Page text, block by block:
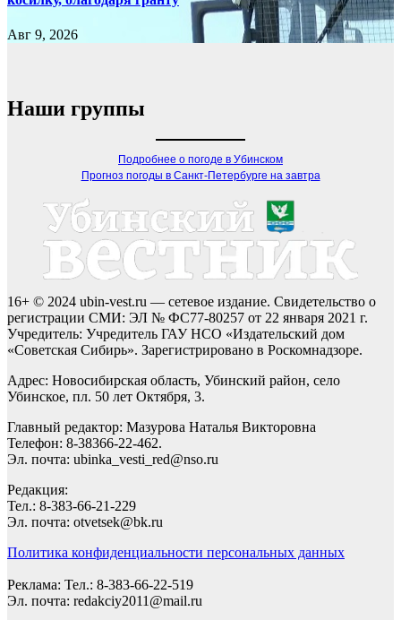
Авг 9, 2026
Наши группы
Подробнее о погоде в Убинском
Прогноз погоды в Санкт-Петербурге на завтра
16+ © 2024 ubin-vest.ru — сетевое издание. Свидетельство о
регистрации СМИ: ЭЛ № ФС77-80257 от 22 января 2021 г.
Учредитель: Учредитель ГАУ НСО «Издательский дом
«Советская Сибирь». Зарегистрировано в Роскомнадзоре.
Адрес: Новосибирская область, Убинский район, село
Убинское, пл. 50 лет Октября, 3.
Главный редактор: Мазурова Наталья Викторовна
Телефон: 8-38366-22-462.
Эл. почта: ubinka_vesti_red@nso.ru
Редакция:
Тел.: 8-383-66-21-229
Эл. почта: otvetsek@bk.ru
Политика конфиденциальности персональных данных
Реклама: Тел.: 8-383-66-22-519
Эл. почта: redakciy2011@mail.ru